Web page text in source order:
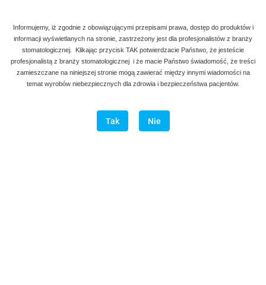
Informujemy, iż zgodnie z obowiązującymi przepisami prawa, dostęp do produktów i
informacji wyświetlanych na stronie, zastrzeżony jest dla profesjonalistów z branży
stomatologicznej. Klikając przycisk TAK potwierdzacie Państwo, że jesteście
profesjonalistą z branży stomatologicznej i że macie Państwo świadomość, że treści
zamieszczane na niniejszej stronie mogą zawierać między innymi wiadomości na
temat wyrobów niebezpiecznych dla zdrowia i bezpieczeństwa pacjentów.
Tak Nie